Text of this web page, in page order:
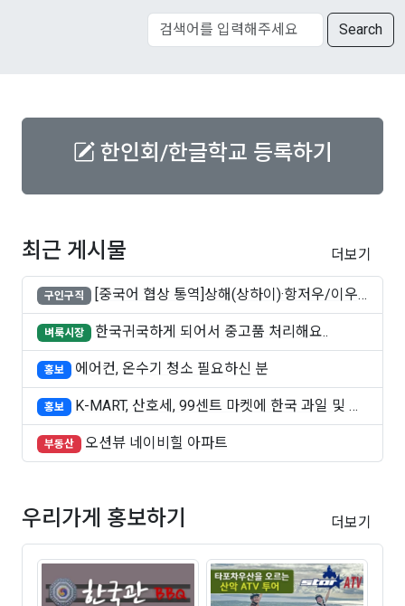
Search
한인회/한글학교 등록하기
최근 게시물 더보기
구인구직
[중국어 협상 통역]상해(상하이)·항저우/이우·
쑤..
벼룩시장 한국귀국하게 되어서 중고품 처리해요..
홍보 에어컨, 온수기 청소 필요하신 분
홍보
K-MART, 산호세, 99센트 마켓에 한국 과일 및 빵
..
부동산 오션뷰 네이비힐 아파트
우리가게 홍보하기 더보기